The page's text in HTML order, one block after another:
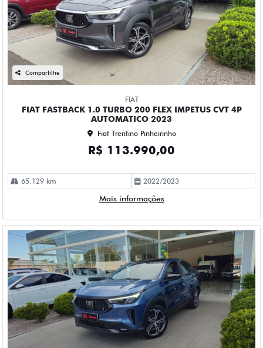
Compartilhe
FIAT
FIAT FASTBACK 1.0 TURBO 200 FLEX IMPETUS CVT 4P
AUTOMATICO 2023
Fiat Trentino Pinheirinho
R$ 113.990,00
65.129 km 2022/2023
Mais informações